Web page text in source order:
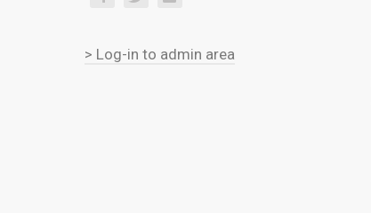
> Log-in to admin area